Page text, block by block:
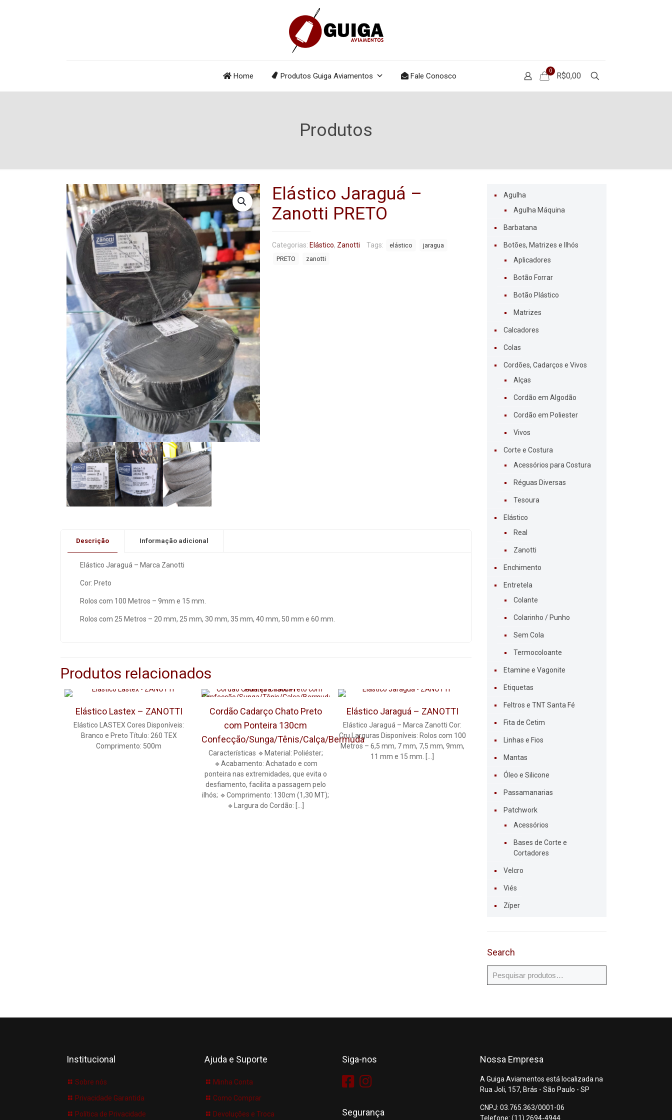
Home Produtos Guiga Aviamentos Fale Conosco
0
R$0,00
Produtos
Elástico Jaraguá –
Zanotti PRETO
Categorias: Elástico, Zanotti Tags: elástico
jaragua
PRETO
zanotti
Descrição Informação adicional
Elástico Jaraguá – Marca Zanotti
Cor: Preto
Rolos com 100 Metros – 9mm e 15 mm.
Rolos com 25 Metros – 20 mm, 25 mm, 30 mm, 35 mm, 40 mm, 50 mm e 60 mm.
Produtos relacionados
Elástico Lastex – ZANOTTI
Elástico LASTEX Cores Disponíveis:
Branco e Preto Título: 260 TEX
Comprimento: 500m
Cordão Cadarço Chato Preto
com Ponteira 130cm
Confecção/Sunga/Tênis/Calça/Bermuda
Características 🔹Material: Poliéster;
🔹Acabamento: Achatado e com
ponteira nas extremidades, que evita o
desfiamento, facilita a passagem pelo
ilhós; 🔹Comprimento: 130cm (1,30 MT);
🔹Largura do Cordão:
Elástico Jaraguá – ZANOTTI
Elástico Jaraguá – Marca Zanotti Cor:
Cru Larguras Disponíveis: Rolos com 100
Metros – 6,5 mm, 7 mm, 7,5 mm, 9mm,
11 mm e 15 mm.
Agulha
Agulha Máquina
Barbatana
Botões, Matrizes e Ilhós
Aplicadores
Botão Forrar
Botão Plástico
Matrizes
Calcadores
Colas
Cordões, Cadarços e Vivos
Alças
Cordão em Algodão
Cordão em Poliester
Vivos
Corte e Costura
Acessórios para Costura
Réguas Diversas
Tesoura
Elástico
Real
Zanotti
Enchimento
Entretela
Colante
Colarinho / Punho
Sem Cola
Termocoloante
Etamine e Vagonite
Etiquetas
Feltros e TNT Santa Fé
Fita de Cetim
Linhas e Fios
Mantas
Óleo e Silicone
Passamanarias
Patchwork
Acessórios
Bases de Corte e
Cortadores
Velcro
Viés
Zíper
Search
Institucional
Sobre nós
Privacidade Garantida
Política de Privacidade
Ajuda e Suporte
Minha Conta
Como Comprar
Devoluções e Troca
Siga-nos
Segurança
Nossa Empresa
A Guiga Aviamentos está localizada na
Rua Joli, 157, Brás - São Paulo - SP
CNPJ: 03.765.363/0001-06
Telefone: (11) 2694-4944